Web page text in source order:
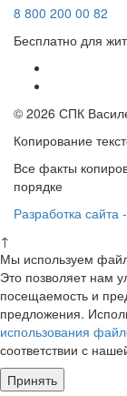
8 800 200 00 82
Бесплатно для
© 2026 СПК
Копирование
Все факты
порядке
Разработка сайта
↑
Мы используем
Это позволяет нам
посещаемость и
предложения.
использования
соответствии с
Принять